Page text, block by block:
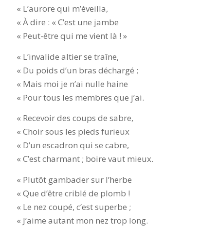
« L’aurore qui m’éveilla,
« À dire : « C’est une jambe
« Peut-être qui me vient là ! »
« L’invalide altier se traîne,
« Du poids d’un bras déchargé ;
« Mais moi je n’ai nulle haine
« Pour tous les membres que j’ai.
« Recevoir des coups de sabre,
« Choir sous les pieds furieux
« D’un escadron qui se cabre,
« C’est charmant ; boire vaut mieux.
« Plutôt gambader sur l’herbe
« Que d’être criblé de plomb !
« Le nez coupé, c’est superbe ;
« J’aime autant mon nez trop long.